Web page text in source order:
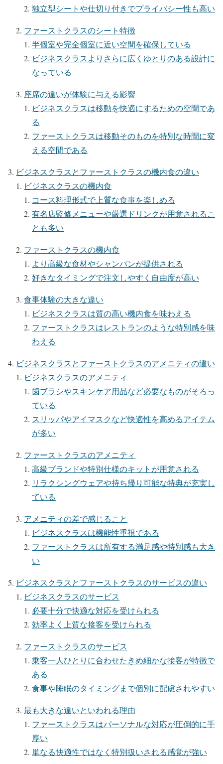
独立型シートや仕切り付きでプライバシー性も高い
ファーストクラスのシート特徴
半個室や完全個室に近い空間を確保している
ビジネスクラスよりさらに広くゆとりのある設計に
なっている
座席の違いが体験に与える影響
ビジネスクラスは移動を快適にするための空間であ
る
ファーストクラスは移動そのものを特別な時間に変
える空間である
ビジネスクラスとファーストクラスの機内食の違い
ビジネスクラスの機内食
コース料理形式で上質な食事を楽しめる
有名店監修メニューや厳選ドリンクが用意されるこ
とも多い
ファーストクラスの機内食
より高級な食材やシャンパンが提供される
好きなタイミングで注文しやすく自由度が高い
食事体験の大きな違い
ビジネスクラスは質の高い機内食を味わえる
ファーストクラスはレストランのような特別感を味
わえる
ビジネスクラスとファーストクラスのアメニティの違い
ビジネスクラスのアメニティ
歯ブラシやスキンケア用品など必要なものがそろっ
ている
スリッパやアイマスクなど快適性を高めるアイテム
が多い
ファーストクラスのアメニティ
高級ブランドや特別仕様のキットが用意される
リラクシングウェアや持ち帰り可能な特典が充実し
ている
アメニティの差で感じること
ビジネスクラスは機能性重視である
ファーストクラスは所有する満足感や特別感も大き
い
ビジネスクラスとファーストクラスのサービスの違い
ビジネスクラスのサービス
必要十分で快適な対応を受けられる
効率よく上質な接客を受けられる
ファーストクラスのサービス
乗客一人ひとりに合わせたきめ細かな接客が特徴で
ある
食事や睡眠のタイミングまで個別に配慮されやすい
最も大きな違いといわれる理由
ファーストクラスはパーソナルな対応が圧倒的に手
厚い
単なる快適性ではなく特別扱いされる感覚が強い